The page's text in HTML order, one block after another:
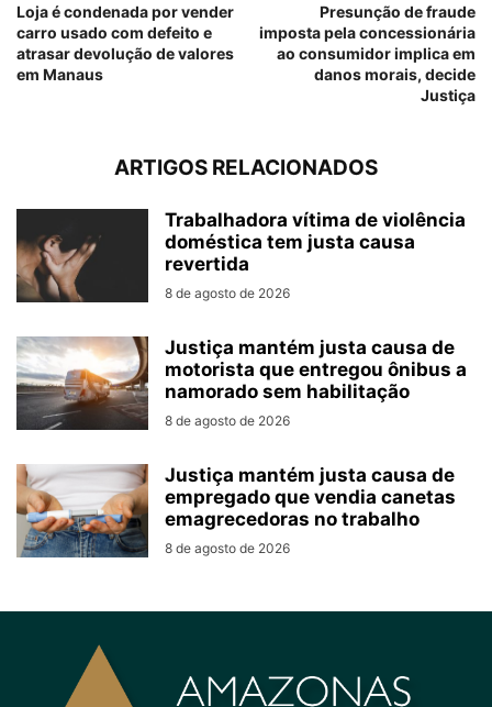
Loja é condenada por vender
carro usado com defeito e
atrasar devolução de valores
em Manaus
Presunção de fraude
imposta pela concessionária
ao consumidor implica em
danos morais, decide
Justiça
ARTIGOS RELACIONADOS
Trabalhadora vítima de violência
doméstica tem justa causa
revertida
8 de agosto de 2026
Justiça mantém justa causa de
motorista que entregou ônibus a
namorado sem habilitação
8 de agosto de 2026
Justiça mantém justa causa de
empregado que vendia canetas
emagrecedoras no trabalho
8 de agosto de 2026